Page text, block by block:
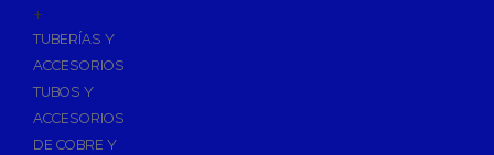
+
TUBERÍAS Y
ACCESORIOS
TUBOS Y
ACCESORIOS
DE COBRE Y